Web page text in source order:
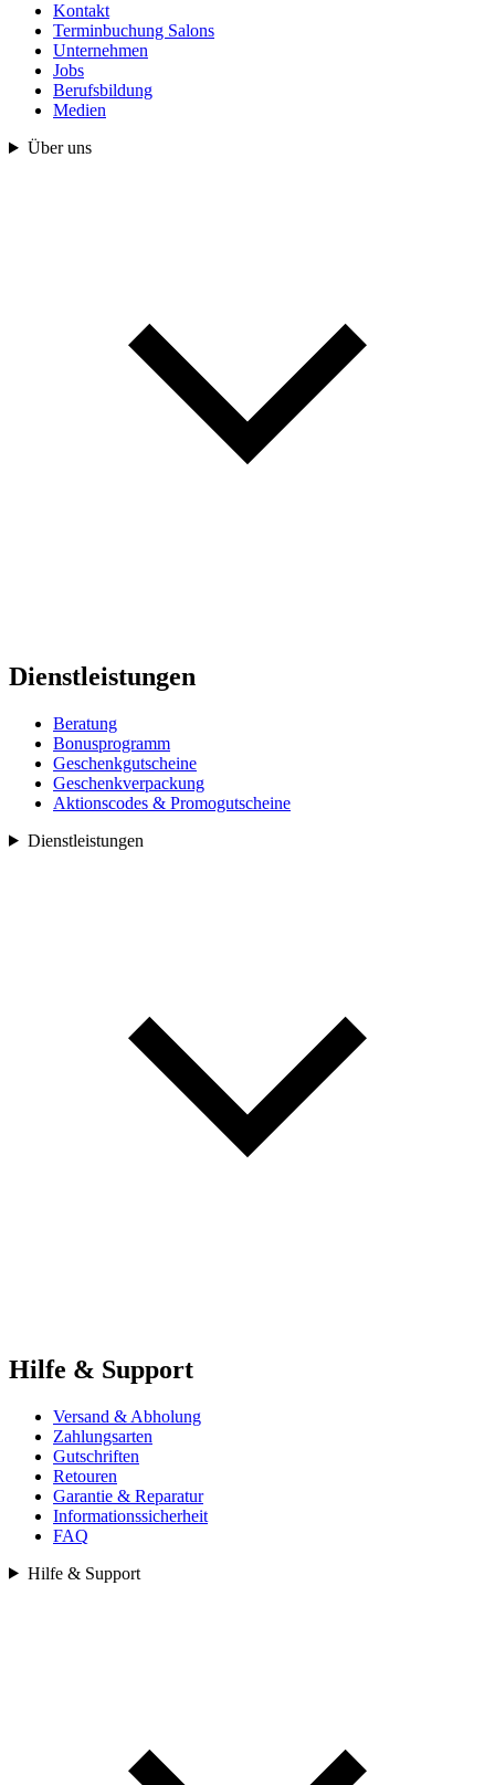
Kontakt
Terminbuchung Salons
Unternehmen
Jobs
Berufsbildung
Medien
Über uns
Dienstleistungen
Beratung
Bonusprogramm
Geschenkgutscheine
Geschenkverpackung
Aktionscodes & Promogutscheine
Dienstleistungen
Hilfe & Support
Versand & Abholung
Zahlungsarten
Gutschriften
Retouren
Garantie & Reparatur
Informationssicherheit
FAQ
Hilfe & Support